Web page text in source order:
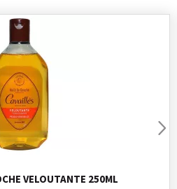
VELOUTANTE 250ML